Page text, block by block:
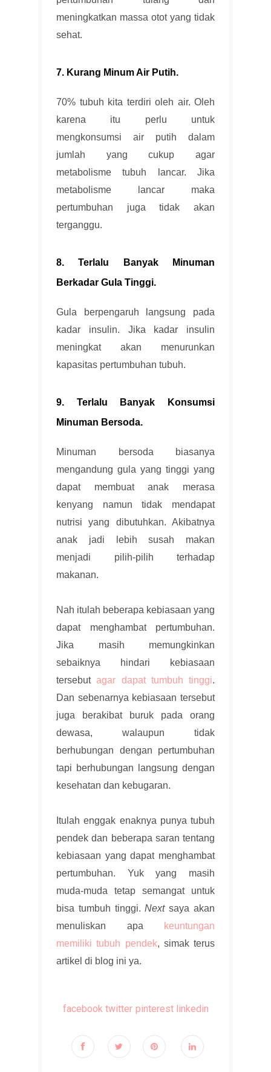
meningkatkan massa otot yang tidak
sehat.
7. Kurang Minum Air Putih.
70% tubuh kita terdiri oleh air. Oleh
karena itu perlu untuk
mengkonsumsi air putih dalam
jumlah yang cukup agar
metabolisme tubuh lancar. Jika
metabolisme lancar maka
pertumbuhan juga tidak akan
terganggu.
8. Terlalu Banyak Minuman
Berkadar Gula Tinggi.
Gula berpengaruh langsung pada
kadar insulin. Jika kadar insulin
meningkat akan menurunkan
kapasitas pertumbuhan tubuh.
9. Terlalu Banyak Konsumsi
Minuman Bersoda.
Minuman bersoda biasanya
mengandung gula yang tinggi yang
dapat membuat anak merasa
kenyang namun tidak mendapat
nutrisi yang dibutuhkan. Akibatnya
anak jadi lebih susah makan
menjadi pilih-pilih terhadap
makanan.
Nah itulah beberapa kebiasaan yang
dapat menghambat pertumbuhan.
Jika masih memungkinkan
sebaiknya hindari kebiasaan
tersebutagar dapat tumbuh tinggi.
Dan sebenarnya kebiasaan tersebut
juga berakibat buruk pada orang
dewasa, walaupun tidak
berhubungan dengan pertumbuhan
tapi berhubungan langsung dengan
kesehatan dan kebugaran.
Itulah enggak enaknya punya tubuh
pendek dan beberapa saran tentang
kebiasaan yang dapat menghambat
pertumbuhan. Yuk yang masih
muda-muda tetap semangat untuk
bisa tumbuh tinggi.Nextsaya akan
menuliskan apa
keuntungan
memiliki tubuh pendek, simak terus
artikel di blog ini ya.
facebook twitter pinterest linkedin